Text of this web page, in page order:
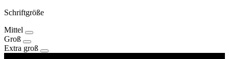
Schriftgröße
Mittel
Groß
Extra groß